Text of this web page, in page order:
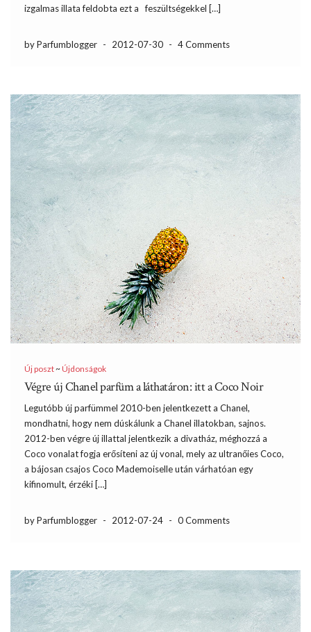
izgalmas illata feldobta ezt a feszültségekkel […]
by Parfumblogger - 2012-07-30 - 4 Comments
Új poszt~Újdonságok
Végre új Chanel parfüm a láthatáron: itt a Coco Noir
Legutóbb új parfümmel 2010-ben jelentkezett a Chanel,
mondhatni, hogy nem dúskálunk a Chanel illatokban, sajnos.
2012-ben végre új illattal jelentkezik a divatház, méghozzá a
Coco vonalat fogja erősíteni az új vonal, mely az ultranőies Coco,
a bájosan csajos Coco Mademoiselle után várhatóan egy
kifinomult, érzéki […]
by Parfumblogger - 2012-07-24 - 0 Comments